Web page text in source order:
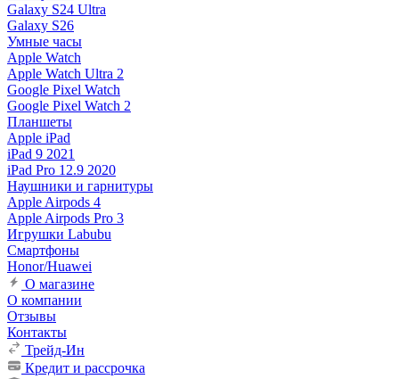
Galaxy S24 Ultra
Galaxy S26
Умные часы
Apple Watch
Apple Watch Ultra 2
Google Pixel Watch
Google Pixel Watch 2
Планшеты
Apple iPad
iPad 9 2021
iPad Pro 12.9 2020
Наушники и гарнитуры
Apple Airpods 4
Apple Airpods Pro 3
Игрушки Labubu
Смартфоны
Honor/Huawei
О магазине
О компании
Отзывы
Контакты
Трейд-Ин
Кредит и рассрочка